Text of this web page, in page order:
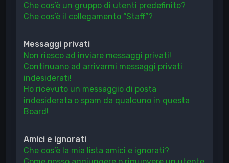
Che cos’è un gruppo di utenti predefinito?
Che cos’è il collegamento “Staff”?
Messaggi privati
Non riesco ad inviare messaggi privati!
Continuano ad arrivarmi messaggi privati
indesiderati!
Ho ricevuto un messaggio di posta
indesiderata o spam da qualcuno in questa
Board!
Amici e ignorati
Che cos’è la mia lista amici e ignorati?